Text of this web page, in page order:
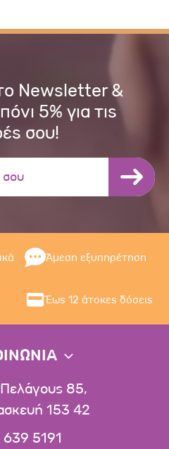
Newsletter &
5% για τις
σου!
Άμεση εξυπηρέτηση
Έως 12 άτοκες δόσεις
Πελάγους 85,
153 42
5191